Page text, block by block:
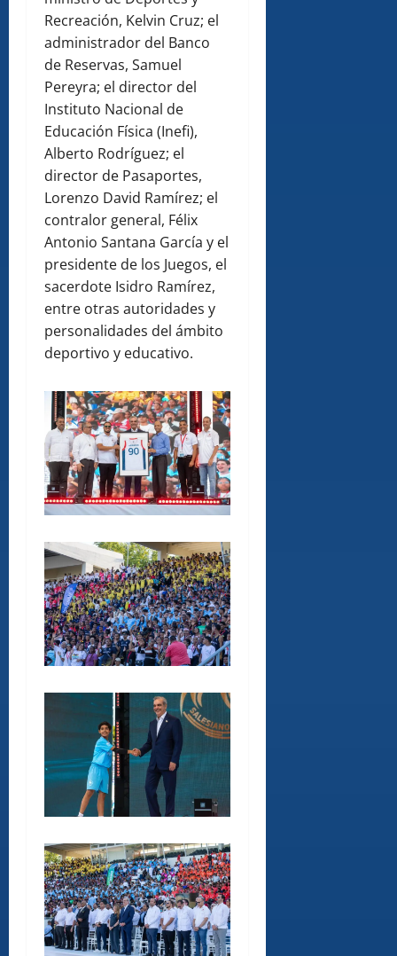
Recreación, Kelvin Cruz; el
administrador del Banco
de Reservas, Samuel
Pereyra; el director del
Instituto Nacional de
Educación Física (Inefi),
Alberto Rodríguez; el
director de Pasaportes,
Lorenzo David Ramírez; el
contralor general, Félix
Antonio Santana García y el
presidente de los Juegos, el
sacerdote Isidro Ramírez,
entre otras autoridades y
personalidades del ámbito
deportivo y educativo.